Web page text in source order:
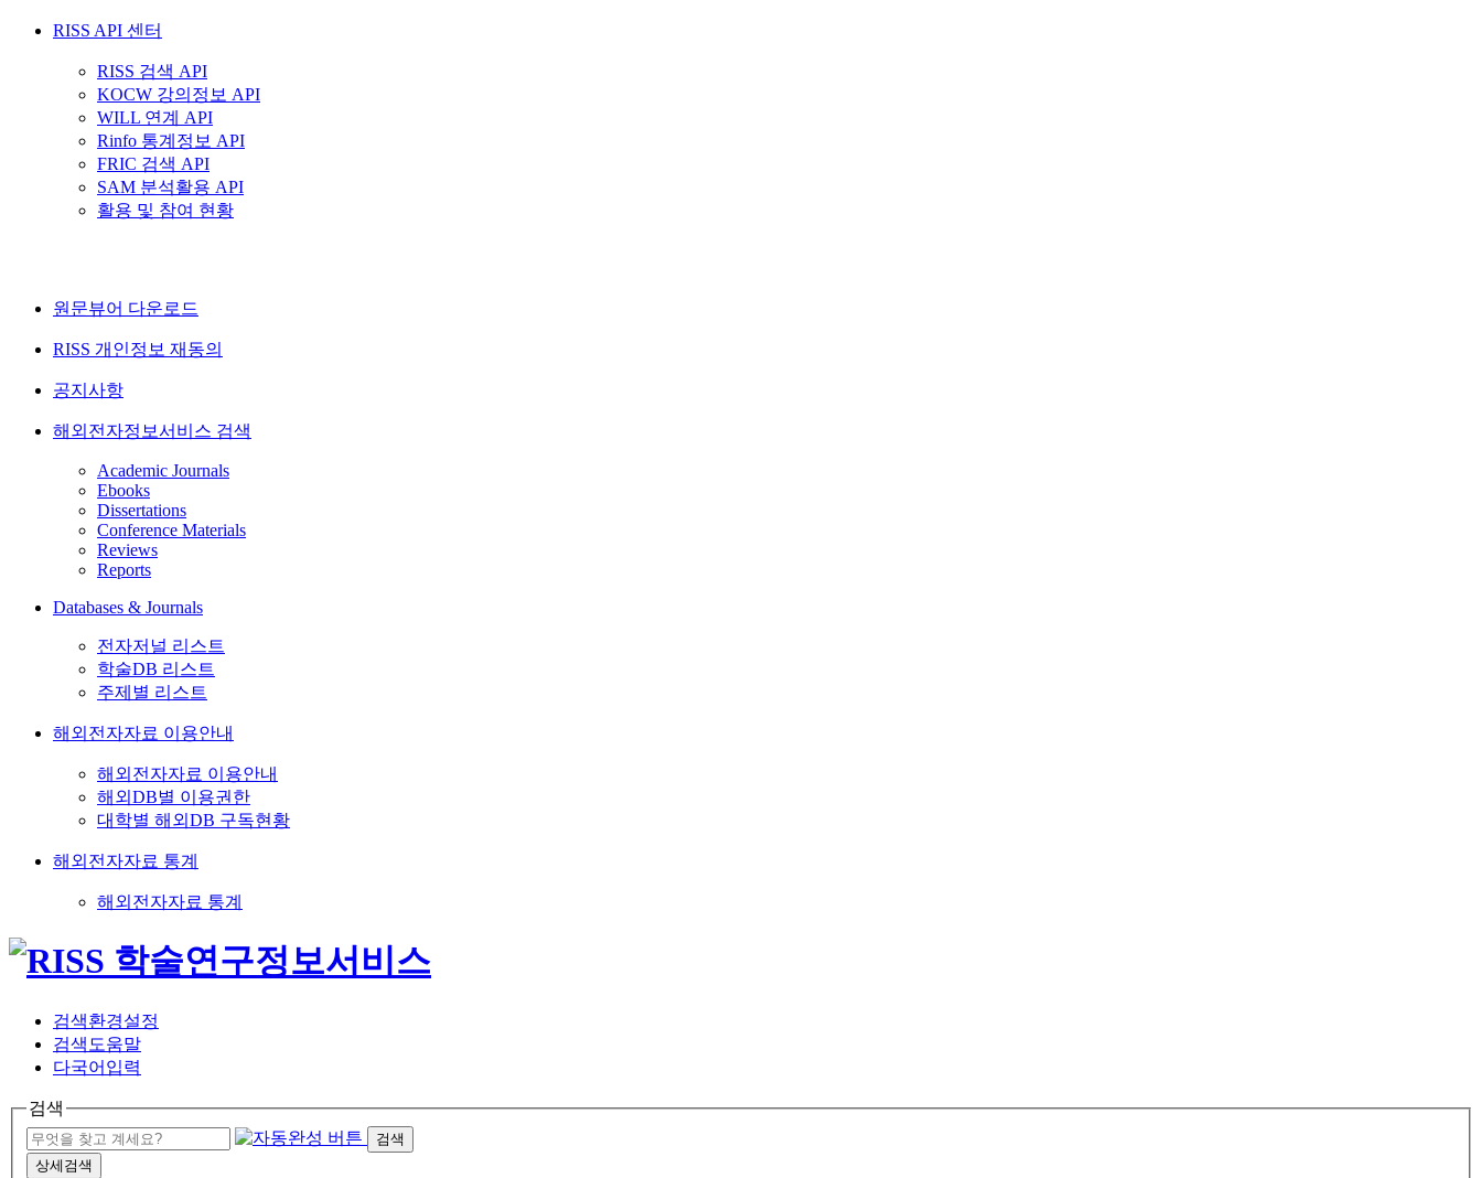
RISS API 센터
RISS 검색 API
KOCW 강의정보 API
WILL 연계 API
Rinfo 통계정보 API
FRIC 검색 API
SAM 분석활용 API
활용 및 참여 현황
원문뷰어 다운로드
RISS 개인정보 재동의
공지사항
해외전자정보서비스 검색
Academic Journals
Ebooks
Dissertations
Conference Materials
Reviews
Reports
Databases & Journals
전자저널 리스트
학술DB 리스트
주제별 리스트
해외전자자료 이용안내
해외전자자료 이용안내
해외DB별 이용권한
대학별 해외DB 구독현황
해외전자자료 통계
해외전자자료 통계
검색환경설정
검색도움말
다국어입력
검색
검색
상세검색